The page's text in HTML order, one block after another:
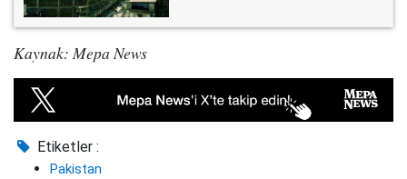
Kaynak: Mepa News
Etiketler :
Pakistan